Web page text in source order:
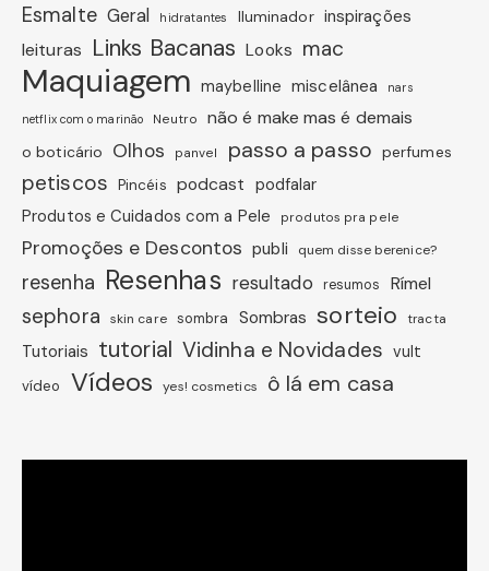
Esmalte Geral hidratantes Iluminador inspirações
leituras Links Bacanas Looks mac
Maquiagem maybelline miscelânea nars
netflix com o marinão Neutro não é make mas é demais
o boticário Olhos panvel passo a passo perfumes
petiscos Pincéis podcast podfalar
Produtos e Cuidados com a Pele
produtos pra pele
Promoções e Descontos publi quem disse berenice?
resenha Resenhas resultado resumos Rímel
sephora skin care sombra Sombras sorteio tracta
Tutoriais tutorial Vidinha e Novidades vult
vídeo Vídeos yes! cosmetics ô lá em casa